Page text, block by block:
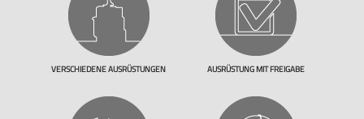
VERSCHIEDENE AUSRÜSTUNGEN AUSRÜSTUNG MIT FREIGABE